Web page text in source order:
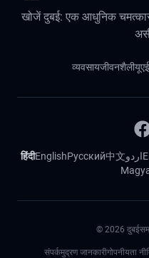
खोजें दुबई: एक आधुनिक
व्यवसायजीवनशैलीयूएई
हिंदीEnglishРусский中文اردو
© 2026
संपर्कमुद्रण जानकारीगोपनीयता